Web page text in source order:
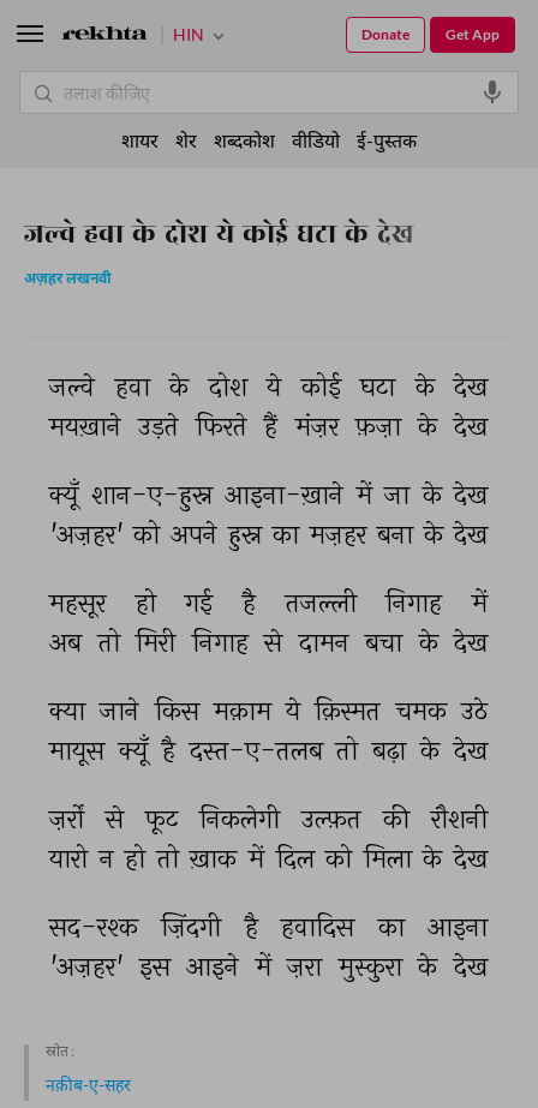
जल्वे हवा के दोश ये कोई घटा के देख
अज़हर लखनवी
जल्वे हवा के दोश ये कोई घटा के देख
मयख़ाने उड़ते फिरते हैं मंज़र फ़ज़ा के देख
क्यूँ शान-ए-हुस्न आइना-ख़ाने में जा के देख
'अज़हर' को अपने हुस्न का मज़हर बना के देख
महसूर हो गई है तजल्ली निगाह
में
अब तो मिरी निगाह से दामन बचा के देख
क्या जाने किस मक़ाम ये क़िस्मत चमक उठे
मायूस क्यूँ है दस्त-ए-तलब तो बढ़ा के देख
ज़र्रों से फूट निकलेगी उल्फ़त की
रौशनी
यारो न हो तो ख़ाक में दिल को मिला के देख
सद-रश्क ज़िंदगी है हवादिस का
आइना
'अज़हर' इस आइने में ज़रा मुस्कुरा के देख
स्रोत :
नक़ीब-ए-सहर
HIN Get App
Donate
शायर शेर शब्दकोश वीडियो ई-पुस्तक